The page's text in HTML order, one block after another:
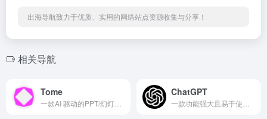
出海导航致力于优质、实用的网络站点资源收集与分享！
相关导航
Tome ChatGPT